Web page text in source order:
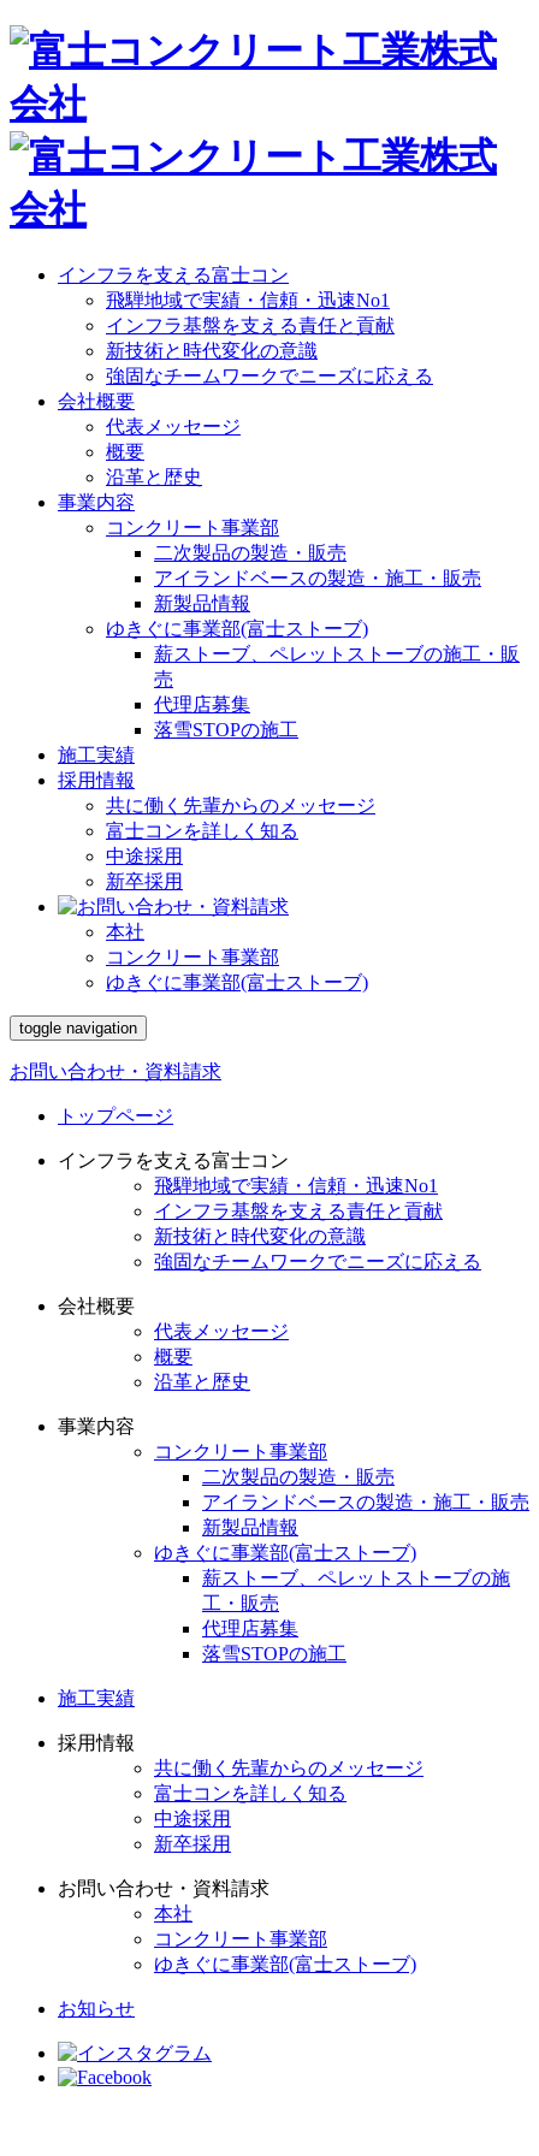
インフラを支える富士コン
飛騨地域で実績・信頼・迅速No1
インフラ基盤を支える責任と貢献
新技術と時代変化の意識
強固なチームワークでニーズに応える
会社概要
代表メッセージ
概要
沿革と歴史
事業内容
コンクリート事業部
二次製品の製造・販売
アイランドベースの製造・施工・販売
新製品情報
ゆきぐに事業部(富士ストーブ)
薪ストーブ、ペレットストーブの施工・販
売
代理店募集
落雪STOPの施工
施工実績
採用情報
共に働く先輩からのメッセージ
富士コンを詳しく知る
中途採用
新卒採用
本社
コンクリート事業部
ゆきぐに事業部(富士ストーブ)
toggle navigation
お問い合わせ・資料請求
トップページ
インフラを支える富士コン
飛騨地域で実績・信頼・迅速No1
インフラ基盤を支える責任と貢献
新技術と時代変化の意識
強固なチームワークでニーズに応える
会社概要
代表メッセージ
概要
沿革と歴史
事業内容
コンクリート事業部
二次製品の製造・販売
アイランドベースの製造・施工・販売
新製品情報
ゆきぐに事業部(富士ストーブ)
薪ストーブ、ペレットストーブの施
工・販売
代理店募集
落雪STOPの施工
施工実績
採用情報
共に働く先輩からのメッセージ
富士コンを詳しく知る
中途採用
新卒採用
お問い合わせ・資料請求
本社
コンクリート事業部
ゆきぐに事業部(富士ストーブ)
お知らせ